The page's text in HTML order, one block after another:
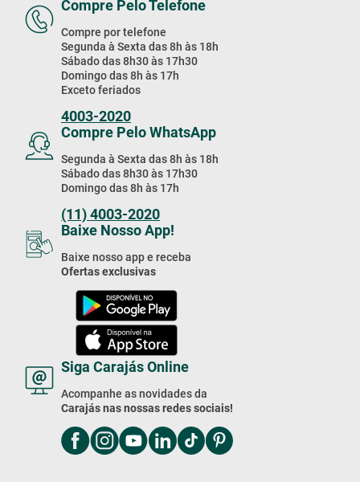
Compre Pelo Telefone
Compre por telefone
Segunda à Sexta das 8h às 18h
Sábado das 8h30 às 17h30
Domingo das 8h às 17h
Exceto feriados
4003-2020
Compre Pelo WhatsApp
Segunda à Sexta das 8h às 18h
Sábado das 8h30 às 17h30
Domingo das 8h às 17h
(11) 4003-2020
Baixe Nosso App!
Baixe nosso app e receba
Ofertas exclusivas
Siga Carajás Online
Acompanhe as novidades da
Carajás nas nossas redes sociais!